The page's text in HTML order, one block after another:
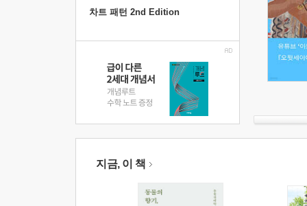
차트 패턴 2nd Edition
지금, 이 책